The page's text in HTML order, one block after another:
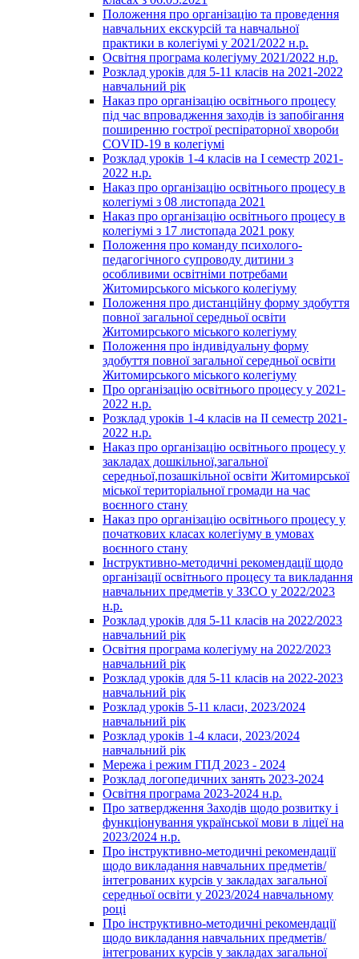
Положення про організацію та проведення
навчальних екскурсій та навчальної
практики в колегіумі у 2021/2022 н.р.
Освітня програма колегіуму 2021/2022 н.р.
Розклад уроків для 5-11 класів на 2021-2022
навчальний рік
Наказ про організацію освітнього процесу
під час впровадження заходів із запобігання
поширенню гострої респіраторної хвороби
COVID-19 в колегіумі
Розклад уроків 1-4 класів на І семестр 2021-
2022 н.р.
Наказ про організацію освітнього процесу в
колегіумі з 08 листопада 2021
Наказ про організацію освітнього процесу в
колегіумі з 17 листопада 2021 року
Положення про команду психолого-
педагогічного супроводу дитини з
особливими освітніми потребами
Житомирського міського колегіуму
Положення про дистанційну форму здобуття
повної загальної середньої освіти
Житомирського міського колегіуму
Положення про індивідуальну форму
здобуття повної загальної середньої освіти
Житомирського міського колегіуму
Про організацію освітнього процесу у 2021-
2022 н.р.
Розклад уроків 1-4 класів на ІІ семестр 2021-
2022 н.р.
Наказ про організацію освітнього процесу у
закладах дошкільної,загальної
середньої,позашкільної освіти Житомирської
міської територіальної громади на час
воєнного стану
Наказ про організацію освітнього процесу у
початкових класах колегіуму в умовах
воєнного стану
Інструктивно-методичні рекомендації щодо
організації освітнього процесу та викладання
навчальних предметів у ЗЗСО у 2022/2023
н.р.
Розклад уроків для 5-11 класів на 2022/2023
навчальний рік
Освітня програма колегіуму на 2022/2023
навчальний рік
Розклад уроків для 5-11 класів на 2022-2023
навчальний рік
Розклад уроків 5-11 класи, 2023/2024
навчальний рік
Розклад уроків 1-4 класи, 2023/2024
навчальний рік
Мережа і режим ГПД 2023 - 2024
Розклад логопедичних занять 2023-2024
Освітня програма 2023-2024 н.р.
Про затвердження Заходів щодо розвитку і
функціонування української мови в ліцеї на
2023/2024 н.р.
Про інструктивно-методичні рекомендації
щодо викладання навчальних предметів/
інтегрованих курсів у закладах загальної
середньої освіти у 2023/2024 навчальному
році
Про інструктивно-методичні рекомендації
щодо викладання навчальних предметів/
інтегрованих курсів у закладах загальної